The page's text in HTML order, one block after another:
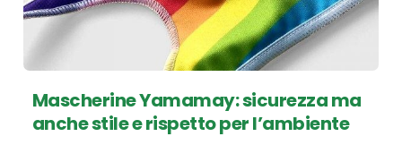
Mascherine Yamamay: sicurezza ma
anche stile e rispetto per l’ambiente